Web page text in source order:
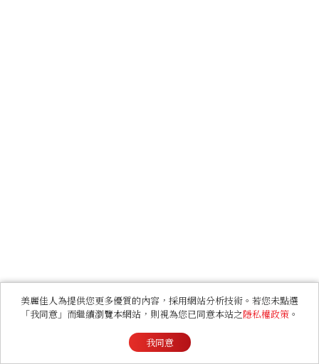
美麗佳人為提供您更多優質的內容，採用網站分析技術。若您未點選
「我同意」而繼續瀏覽本網站，則視為您已同意本站之隱私權政策 。
我同意